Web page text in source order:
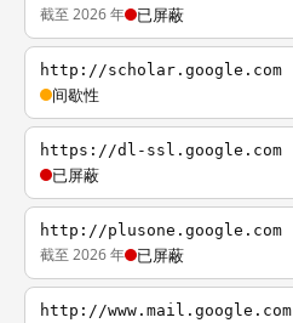
截至 2026 年 已屏蔽
http://scholar.google.com
间歇性
https://dl-ssl.google.com
已屏蔽
http://plusone.google.com
截至 2026 年 已屏蔽
http://www.mail.google.com